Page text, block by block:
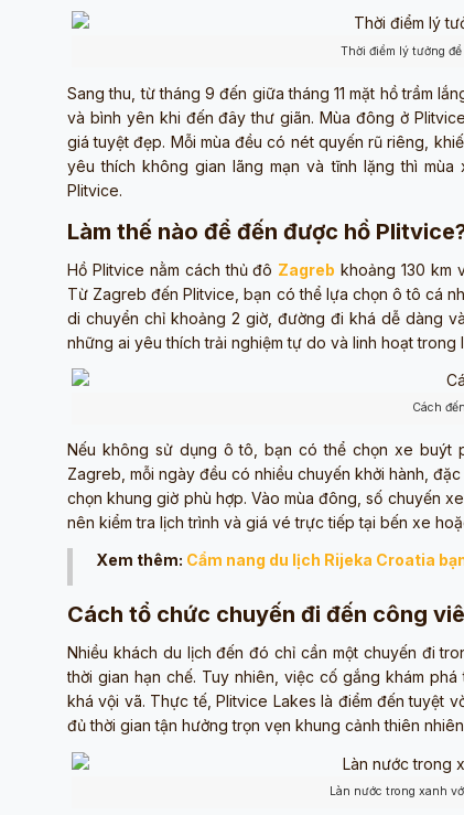
Thời điểm lý tưởng
Sang thu, từ tháng 9 đến giữa tháng 11 mặt hồ trầm
và bình yên khi đến đây thư giãn. Mùa đông ở
giá tuyệt đẹp. Mỗi mùa đều có nét quyến rũ riêng,
yêu thích không gian lãng mạn và tĩnh lặng thì
Plitvice.
Làm thế nào để đến được hồ
Hồ Plitvice nằm cách thủ đô Zagreb khoảng 130 km
Từ Zagreb đến Plitvice, bạn có thể lựa chọn ô tô cá
di chuyển chỉ khoảng 2 giờ, đường đi khá dễ dàng
những ai yêu thích trải nghiệm tự do và linh hoạt trong
Cách
Nếu không sử dụng ô tô, bạn có thể chọn xe buýt
Zagreb, mỗi ngày đều có nhiều chuyến khởi hành,
chọn khung giờ phù hợp. Vào mùa đông, số chuyến
nên kiểm tra lịch trình và giá vé trực tiếp tại bến xe
Xem thêm: Cẩm nang du lịch Rijeka Croatia
Cách tổ chức chuyến đi đến công
Nhiều khách du lịch đến đó chỉ cần một chuyến đi
thời gian hạn chế. Tuy nhiên, việc cố gắng khám
khá vội vã. Thực tế, Plitvice Lakes là điểm đến tuyệt
đủ thời gian tận hưởng trọn vẹn khung cảnh thiên
Làn nước trong xanh